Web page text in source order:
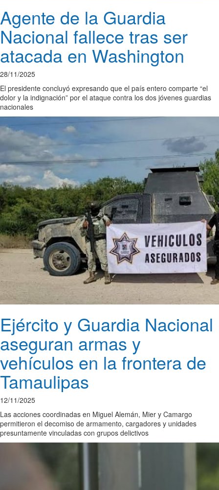
Agente de la Guardia
Nacional fallece tras ser
atacada en Washington
28/11/2025
El presidente concluyó expresando que el país entero comparte “el
dolor y la indignación” por el ataque contra los dos jóvenes guardias
nacionales
Ejército y Guardia Nacional
aseguran armas y
vehículos en la frontera de
Tamaulipas
12/11/2025
Las acciones coordinadas en Miguel Alemán, Mier y Camargo
permitieron el decomiso de armamento, cargadores y unidades
presuntamente vinculadas con grupos delictivos